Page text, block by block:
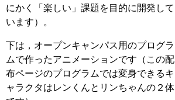
にかく「楽しい」課題を目的に開発して
います）。
下は，オープンキャンパス用のプログラ
ムで作ったアニメーションです（この配
布ページのプログラムでは変身できるキ
ャラクタはレンくんとリンちゃんの２体